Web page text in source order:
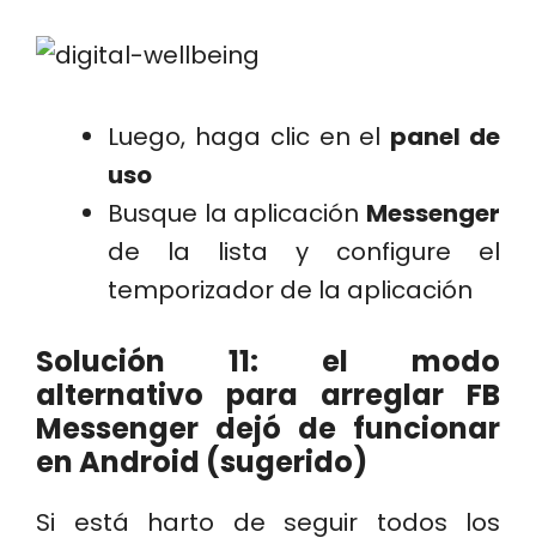
Luego, haga clic en el panel de
uso
Busque la aplicación Messenger
de la lista y configure el
temporizador de la aplicación
Solución 11: el modo
alternativo para arreglar FB
Messenger dejó de funcionar
en Android (sugerido)
Si está harto de seguir todos los